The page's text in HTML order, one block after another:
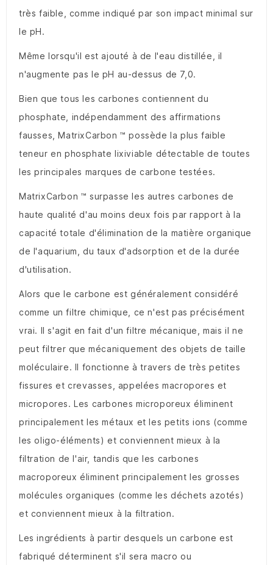
très faible, comme indiqué par son impact minimal sur
le pH.
Même lorsqu'il est ajouté à de l'eau distillée, il
n'augmente pas le pH au-dessus de 7,0.
Bien que tous les carbones contiennent du
phosphate, indépendamment des affirmations
fausses, MatrixCarbon ™ possède la plus faible
teneur en phosphate lixiviable détectable de toutes
les principales marques de carbone testées.
MatrixCarbon ™ surpasse les autres carbones de
haute qualité d'au moins deux fois par rapport à la
capacité totale d'élimination de la matière organique
de l'aquarium, du taux d'adsorption et de la durée
d'utilisation.
Alors que le carbone est généralement considéré
comme un filtre chimique, ce n'est pas précisément
vrai. Il s'agit en fait d'un filtre mécanique, mais il ne
peut filtrer que mécaniquement des objets de taille
moléculaire. Il fonctionne à travers de très petites
fissures et crevasses, appelées macropores et
micropores.Les carbones microporeux éliminent
principalement les métaux et les petits ions (comme
les oligo-éléments) et conviennent mieux à la
filtration de l'air, tandis que les carbones
macroporeux éliminent principalement les grosses
molécules organiques (comme les déchets azotés)
et conviennent mieux à la filtration.
Les ingrédients à partir desquels un carbone est
fabriqué déterminent s'il sera macro ou